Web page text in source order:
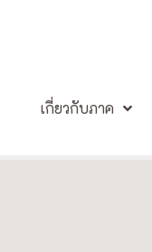
เกี่ยวกับภาค